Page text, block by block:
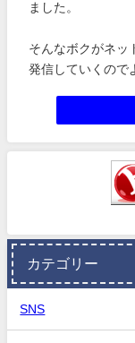
ました。
そんなボクがネッ
発信していくので
カテゴリー
SNS